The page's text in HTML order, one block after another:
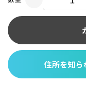
住所を知ら